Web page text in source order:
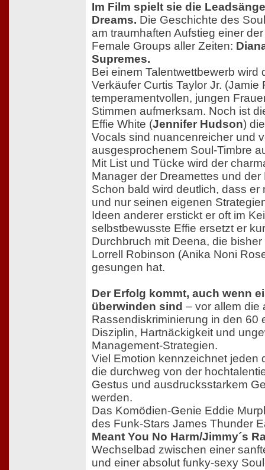
Im Film spielt sie die
Dreams. Die Geschichte des
am traumhaften Aufstieg einer
Female Groups aller Zeiten:
Supremes.
Bei einem Talentwettbewerb wird
Verkäufer Curtis Taylor Jr. (Jamie
temperamentvollen, jungen
Stimmen aufmerksam. Noch ist
Effie White (Jennifer Hudson)
Vocals sind nuancenreicher und
ausgesprochenem Soul-Timbre
Mit List und Tücke wird der
Manager der Dreamettes und
Schon bald wird deutlich, dass er
und nur seinen eigenen
Ideen anderer erstickt er oft im
selbstbewusste Effie ersetzt er
Durchbruch mit Deena, die
Lorrell Robinson (Anika Noni
gesungen hat.
Der Erfolg kommt, auch wenn
überwinden sind – vor allem die
Rassendiskriminierung in den 60
Disziplin, Hartnäckigkeit und
Management-Strategien.
Viel Emotion kennzeichnet jeden
die durchweg von der
Gestus und ausdrucksstarkem
werden.
Das Komödien-Genie Eddie
des Funk-Stars James Thunder
Meant You No Harm/Jimmy´s
Wechselbad zwischen einer
und einer absolut funky-sexy